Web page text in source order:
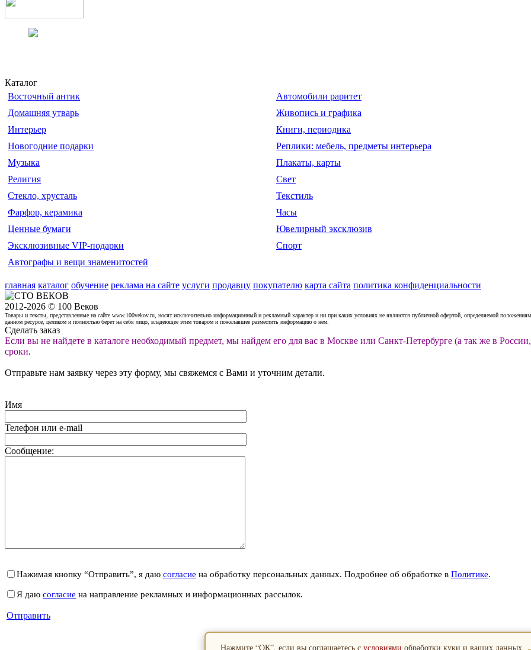
Каталог
Восточный антик
Автомобили раритет
Домашняя утварь
Живопись и графика
Интерьер
Книги, периодика
Новогодние подарки
Реплики: мебель, предметы интерьера
Музыка
Плакаты, карты
Религия
Свет
Стекло, хрусталь
Текстиль
Фарфор, керамика
Часы
Ценные бумаги
Ювелирный эксклюзив
Эксклюзивные VIP-подарки
Спорт
Автографы и вещи знаменитостей
главная каталог обучение реклама на сайте услуги продавцу покупателю карта сайта политика конфиденциальности
2012-2026 © 100 Веков
Товары и тексты, представленные на сайте www.100vekov.ru, носят исключительно информационный и рекламный характер и ни при каких условиях не являются публичной офертой, определяемой
данном ресурсе, целиком и полностью берет на себя лицо, владеющее этим товаром и пожелавшее разместить информацию о нем.
Сделать заказ
Если вы не найдете в каталоге необходимый предмет, мы найдем его для вас в Москве или Санкт-Петербурге (а так же в
сроки.
Отправьте нам заявку через эту форму, мы свяжемся с Вами и уточним детали.
Имя
Телефон или e-mail
Сообщение:
Нажимая кнопку “Отправить”, я даю согласие на обработку персональных данных. Подробнее об обработке в Политике.
Я даю согласие на направление рекламных и информационных рассылок.
Отправить
Нажмите “ОК”, если вы соглашаетесь с условиями обработки куки и ваших данных